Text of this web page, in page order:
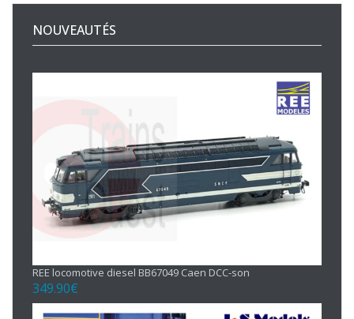
NOUVEAUTÉS
REE locomotive diesel BB67049 Caen DCC-son
349.90€